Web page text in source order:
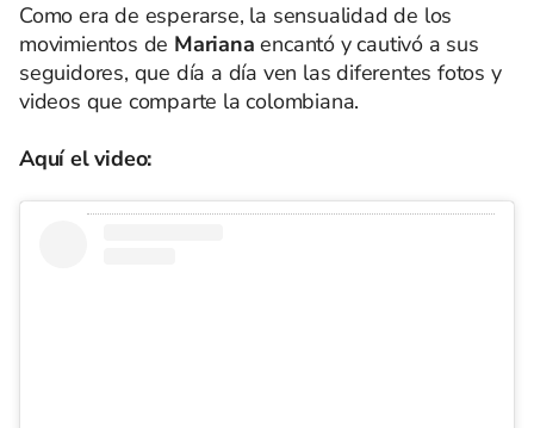
Como era de esperarse, la sensualidad de los
movimientos de Mariana encantó y cautivó a sus
seguidores, que día a día ven las diferentes fotos y
videos que comparte la colombiana.
Aquí el video: